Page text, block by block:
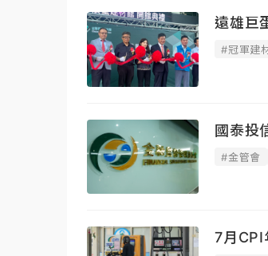
遠雄巨
#冠軍建
國泰投
#金管會
7月